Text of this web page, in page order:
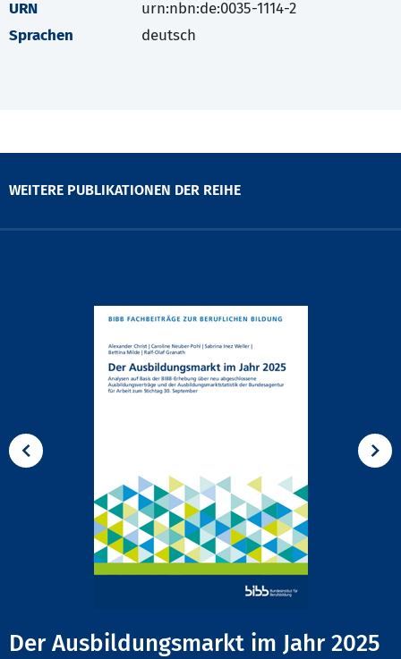
URN
urn:nbn:de:0035-1114-2
Sprachen
deutsch
WEITERE PUBLIKATIONEN DER REIHE
Der Ausbildungsmarkt im Jahr 2025